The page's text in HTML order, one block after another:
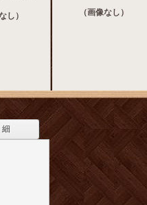
し） （画像なし）